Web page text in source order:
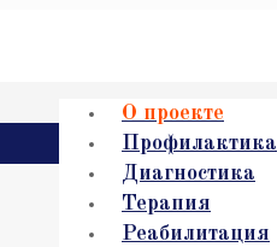
О проекте
Профилактика
Диагностика
Терапия
Реабилитация